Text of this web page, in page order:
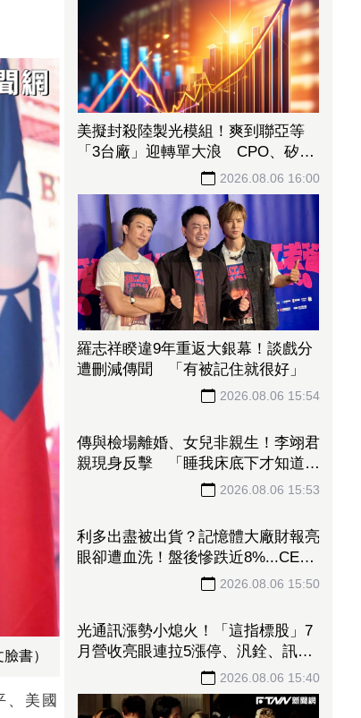
書）
、美國
美擬封殺陸製光模組！爽到聯亞等
「3台廠」迎轉單大浪 CPO、矽光
2026.08.06 16:00
羅志祥睽違9年重返大銀幕！談戲分
遭刪減傳聞 「有被記住就很好」
2026.08.06 15:54
傳與檢場離婚、女兒非親生！李翊君
親現身反擊 「睡我床底下才知道這
麼多我不知道的事」 2026.08.06 15:53
利多出盡被出貨？記憶體大廠財報亮
眼卻遭血洗！盤後慘跌近8%...CEO
親揭致命傷
2026.08.06 15:50